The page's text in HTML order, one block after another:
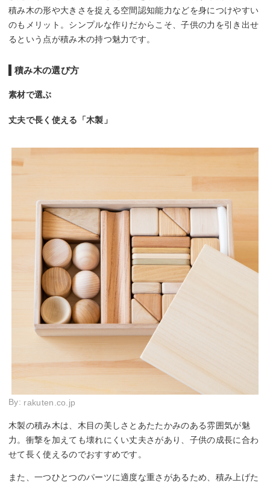
積み木の形や大きさを捉える空間認知能力などを身につけやすい
のもメリット。シンプルな作りだからこそ、子供の力を引き出せ
るという点が積み木の持つ魅力です。
積み木の選び方
素材で選ぶ
丈夫で長く使える「木製」
By: rakuten.co.jp
木製の積み木は、木目の美しさとあたたかみのある雰囲気が魅
力。衝撃を加えても壊れにくい丈夫さがあり、子供の成長に合わ
せて長く使えるのでおすすめです。
また、一つひとつのパーツに適度な重さがあるため、積み上げた